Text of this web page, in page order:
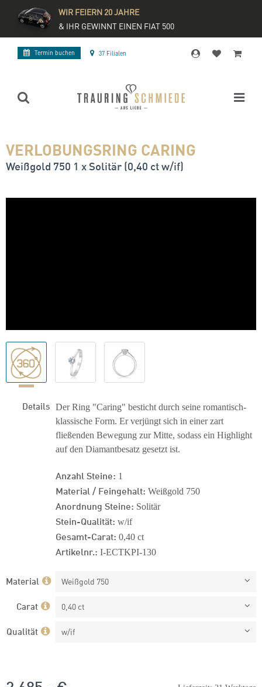
WIR FEIERN 20 JAHRE
& IHR GEWINNT EINEN FIAT 500
Termin buchen 37 Filialen
VERLOBUNGSRING CARING
Weißgold 750 1 x Solitär (0,40 ct w/if)
Details Der Ring "Caring" besticht durch seine romantisch-
klassische Form. Er verjüngt sich in einer zart
fließenden Bewegung zur Mitte, sodass ein Highlight
auf den Diamantbesatz gesetzt ist.
Anzahl Steine: 1
Material / Feingehalt: Weißgold 750
Anordnung Steine: Solitär
Stein-Qualität: w/if
Gesamt-Carat: 0,40 ct
Artikelnr.: I-ECTKPI-130
Material Weißgold 750
Carat 0,40 ct
Qualität w/if